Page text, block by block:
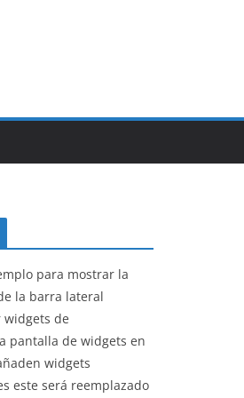
para mostrar la
la barra lateral
widgets de
pantalla de widgets en
widgets
este será reemplazado